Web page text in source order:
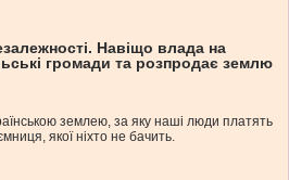
Навіщо влада на
громади та розпродає землю
землею, за яку наші люди платять
якої ніхто не бачить.